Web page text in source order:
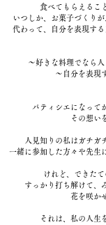
食べてもらえるこ
いつしか、お菓子づくり
代わって、自分を表現する
～好きな料理でなら
～自分を表現
パティシエになって
その想い
人見知りの私はガチガ
一緒に参加した方々や先生
けれど、できた
すっかり打ち解けて、
花を咲か
それは、私の人生